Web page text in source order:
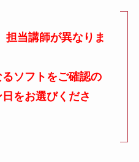
担当講師が異なりま
ソフトをご確認の
をお選びくださ